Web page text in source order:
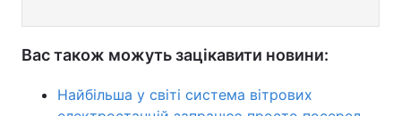
Вас також можуть зацікавити новини:
Найбільша у світі система вітрових